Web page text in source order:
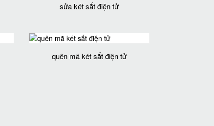
sửa két sắt điện tử
quên mã két sắt điện tử